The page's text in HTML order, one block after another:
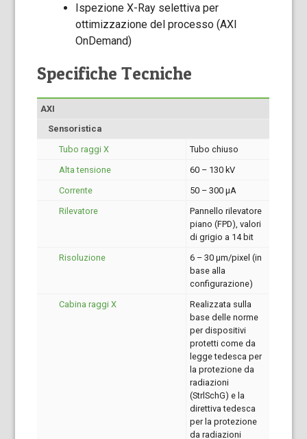
Ispezione X-Ray selettiva per
ottimizzazione del processo (AXI
OnDemand)
Specifiche Tecniche
AXI
Sensoristica
Tubo raggi X
Tubo chiuso
Alta tensione
60 – 130 kV
Corrente
50 – 300 μA
Rilevatore
Pannello rilevatore
piano (FPD), valori
di grigio a 14 bit
Risoluzione
6 – 30 µm/pixel (in
base alla
configurazione)
Cabina raggi X
Realizzata sulla
base delle norme
per dispositivi
protetti come da
legge tedesca per
la protezione da
radiazioni
(StrlSchG) e la
direttiva tedesca
per la protezione
da radiazioni